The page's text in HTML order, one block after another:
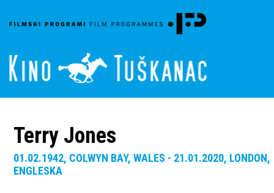
Terry Jones
01.02.1942, COLWYN BAY, WALES - 21.01.2020, LONDON,
ENGLESKA